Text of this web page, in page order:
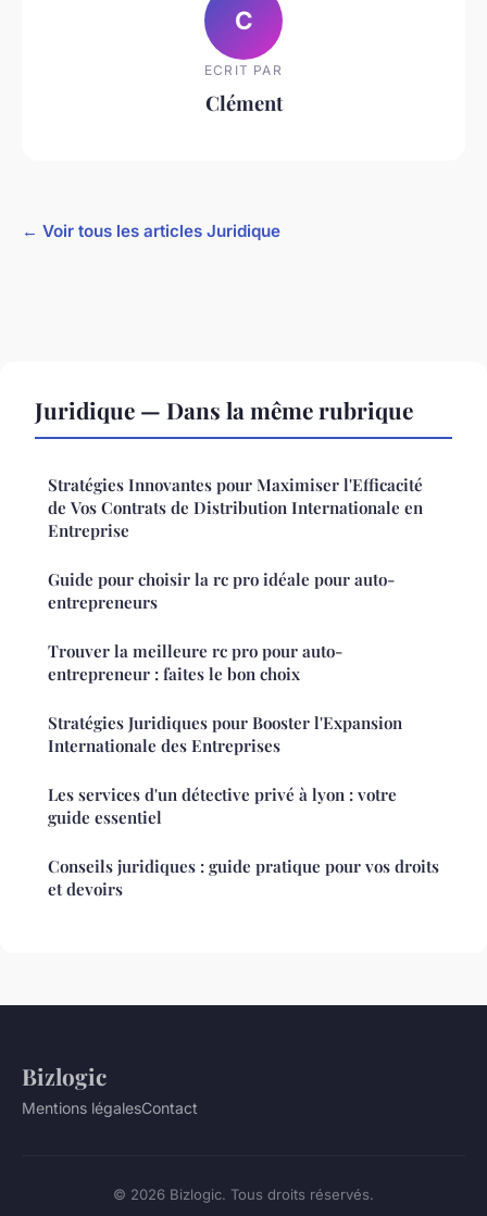
C
ECRIT PAR
Clément
← Voir tous les articles Juridique
Juridique — Dans la même rubrique
Stratégies Innovantes pour Maximiser l'Efficacité
de Vos Contrats de Distribution Internationale en
Entreprise
Guide pour choisir la rc pro idéale pour auto-
entrepreneurs
Trouver la meilleure rc pro pour auto-
entrepreneur : faites le bon choix
Stratégies Juridiques pour Booster l'Expansion
Internationale des Entreprises
Les services d'un détective privé à lyon : votre
guide essentiel
Conseils juridiques : guide pratique pour vos droits
et devoirs
Bizlogic
Mentions légalesContact
© 2026 Bizlogic. Tous droits réservés.